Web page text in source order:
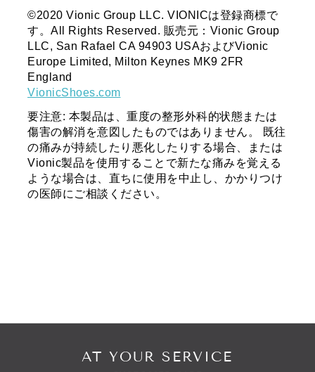
©2020 Vionic Group LLC. VIONICは登録商標で
す。All Rights Reserved. 販売元：Vionic Group
LLC, San Rafael CA 94903 USAおよびVionic
Europe Limited, Milton Keynes MK9 2FR
England
VionicShoes.com
要注意: 本製品は、重度の整形外科的状態または
傷害の解消を意図したものではありません。 既往
の痛みが持続したり悪化したりする場合、または
Vionic製品を使用することで新たな痛みを覚える
ような場合は、直ちに使用を中止し、かかりつけ
の医師にご相談ください。
AT YOUR SERVICE